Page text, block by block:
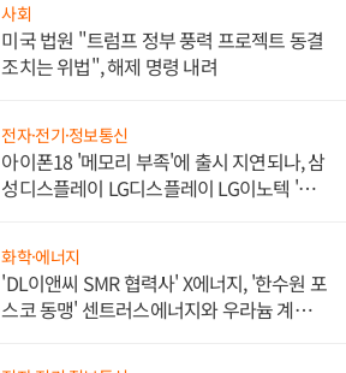
사회
미국 법원 "트럼프 정부 풍력 프로젝트 동결
조치는 위법", 해제 명령 내려
전자·전기·정보통신
아이폰18 '메모리 부족'에 출시 지연되나, 삼
성디스플레이 LG디스플레이 LG이노텍 '탈
화학·에너지
'DL이앤씨 SMR 협력사' X에너지, '한수원 포
스코 동맹' 센트러스에너지와 우라늄 계약